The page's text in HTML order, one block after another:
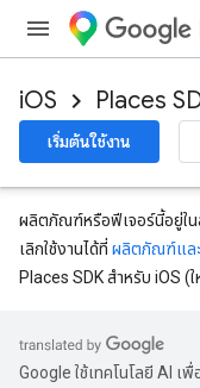
iOS Places
เริ่มต้นใช้งาน
ผลิตภัณฑ์หรือฟีเจอร์นี้อยู่ใน
เลิกใช้งานได้ที่ ผลิตภัณฑ์และ
Places SDK สำหรับ iOS (
Google ใช้เทคโนโลยี AI